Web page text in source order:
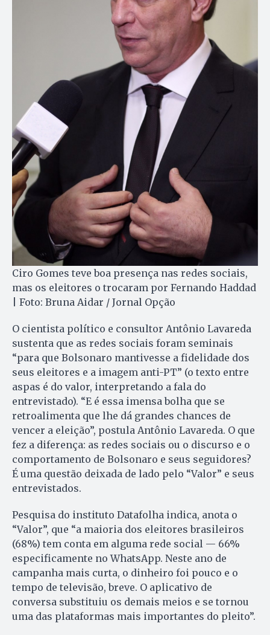
Ciro Gomes teve boa presença nas redes sociais,
mas os eleitores o trocaram por Fernando Haddad
| Foto: Bruna Aidar / Jornal Opção
O cientista político e consultor Antônio Lavareda
sustenta que as redes sociais foram seminais
“para que Bolsonaro mantivesse a fidelidade dos
seus eleitores e a imagem anti-PT” (o texto entre
aspas é do valor, interpretando a fala do
entrevistado). “E é essa imensa bolha que se
retroalimenta que lhe dá grandes chances de
vencer a eleição”, postula Antônio Lavareda. O que
fez a diferença: as redes sociais ou o discurso e o
comportamento de Bolsonaro e seus seguidores?
É uma questão deixada de lado pelo “Valor” e seus
entrevistados.
Pesquisa do instituto Datafolha indica, anota o
“Valor”, que “a maioria dos eleitores brasileiros
(68%) tem conta em alguma rede social — 66%
especificamente no WhatsApp. Neste ano de
campanha mais curta, o dinheiro foi pouco e o
tempo de televisão, breve. O aplicativo de
conversa substituiu os demais meios e se tornou
uma das plataformas mais importantes do pleito”.